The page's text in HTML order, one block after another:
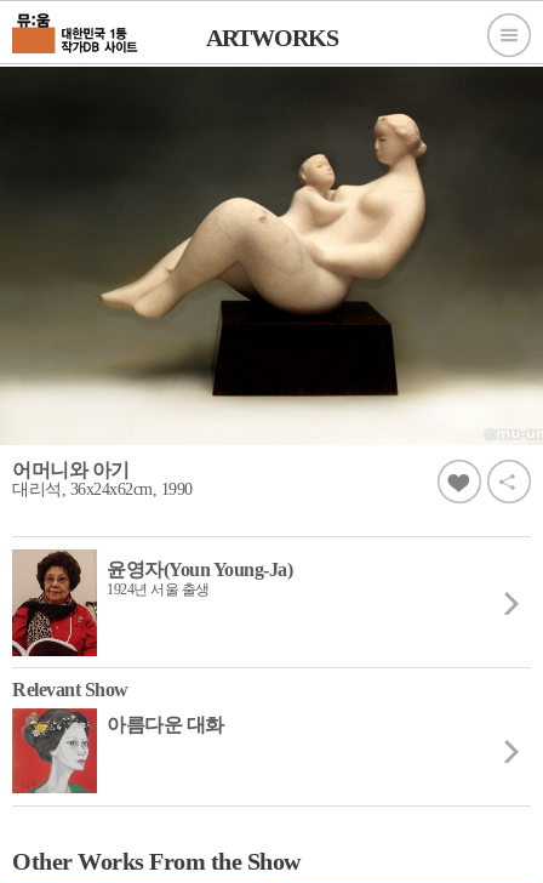
ARTWORKS
어머니와 아기
대리석, 36x24x62cm, 1990
윤영자(Youn Young-Ja)
1924년 서울 출생
Relevant Show
아름다운 대화
Other Works From the Show